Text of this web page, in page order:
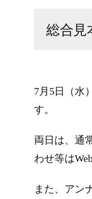
総合見
7月5日（水
す。
両日は、通
わせ等は
また、アン